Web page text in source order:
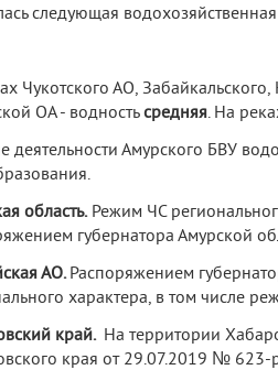
следующая
Чукотского АО,
ОА - водностьсредняя. На
деятельности Амурского БВУ
область.Режим ЧС
губернатора Амурской
АО.Распоряжением
характера, в том числе
край. На территории
края от 29.07.2019 №